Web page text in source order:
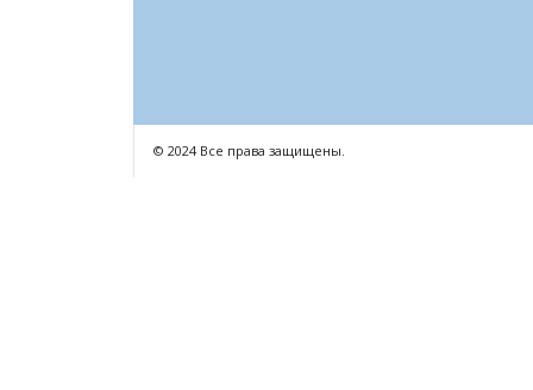
© 2024 Все права защищены.